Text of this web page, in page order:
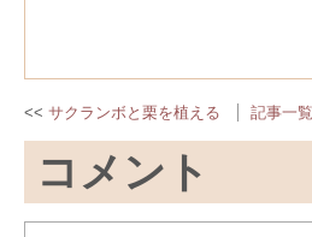
サクランボと栗を植える 記事一覧
コメント